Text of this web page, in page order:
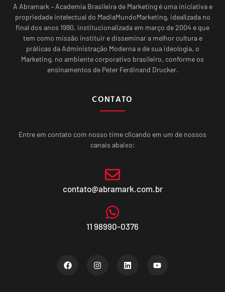
A Abramark – Academia Brasileira de Marketing é uma iniciativa e
propriedade intelectual do MadiaMundoMarketing, idealizada no
final dos anos 1990, institucionalizada em março de 2004 e que
tem como missão instituir e disseminar a melhor cultura e
práticas da Administração Moderna e de sua ideologia, o
Marketing, no ambiente corporativo brasileiro, conforme os
ensinamentos de Peter Ferdinand Drucker.
CONTATO
Entre em contato com nosso time clicando em um de nossos
canais abaixo:
contato@abramark.com.br
11 98990-0376